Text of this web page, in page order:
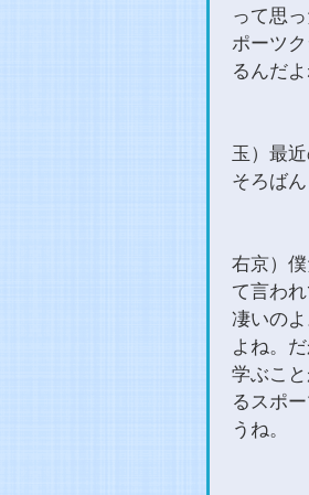
って思
ポーツ
るんだ
玉）最
そろば
右京）
て言わ
凄いの
よね。
学ぶこ
るスポ
うね。